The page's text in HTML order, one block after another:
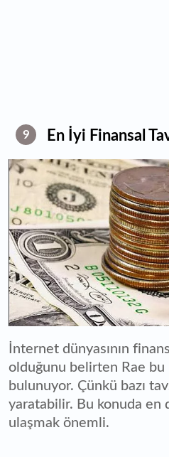
9 En İyi Finansal
İnternet dünyasının
olduğunu belirten Rae bu
bulunuyor. Çünkü bazı
yaratabilir. Bu konuda en
ulaşmak önemli.